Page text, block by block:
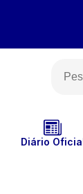
Diário